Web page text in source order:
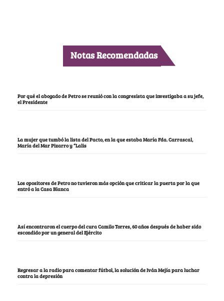
Notas Recomendadas
Por qué el abogado de Petro se reunió con la congresista que investigaba a su jefe,
el Presidente
La mujer que tumbó la lista del Pacto, en la que estaba María Fda. Carrascal,
María del Mar Pizarro y “Lalis
Los opositores de Petro no tuvieron más opción que criticar la puerta por la que
entró a la Casa Blanca
Así encontraron el cuerpo del cura Camilo Torres, 60 años después de haber sido
escondido por un general del Ejército
Regresar a la radio para comentar fútbol, la solución de Iván Mejía para luchar
contra la depresión